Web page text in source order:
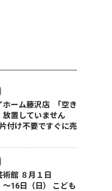
ホーム藤沢店 ｢空き
放置していません
付け不要ですぐに売
術館 ８月１日
〜16日（日） こども